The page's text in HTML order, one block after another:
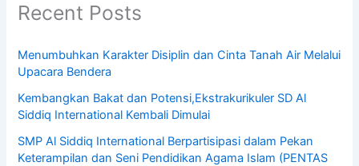
Recent Posts
Menumbuhkan Karakter Disiplin dan Cinta Tanah Air Melalui
Upacara Bendera
Kembangkan Bakat dan Potensi,Ekstrakurikuler SD Al
Siddiq International Kembali Dimulai
SMP Al Siddiq International Berpartisipasi dalam Pekan
Keterampilan dan Seni Pendidikan Agama Islam (PENTAS